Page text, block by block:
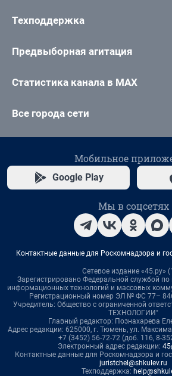
Техподдержка
Предвыборная агитация
Статистика канала в MAX
Все города сети
Мобильное
Google Play
Мы в соцсетях
Контактные данные для Роскомнадзора и
Сетевое издание «45.ру»
Зарегистрировано Федеральной службой по
информационных технологий и массовых
Регистрационный номер ЭЛ № ФС 77–
Учредитель: Общество с ограниченной
ТЕХНОЛОГИИ"
Главный редактор: Познахарева
Адрес редакции: 625000, г. Тюмень, ул.
+7 (3452) 56-72-72 (доб. 116, 8-
Электронный адрес редакции:
Контактные данные для Роскомнадзора и
juristchel@shkulev.ru
Техподдержка: